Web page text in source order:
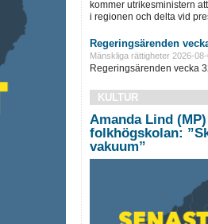
kommer utrikesministern
i regionen och delta vid
Regeringsärenden
Mänskliga rättigheter 2026-
Regeringsärenden vecka
KULTUR
Amanda Lind
folkhögskolan:
vakuum”